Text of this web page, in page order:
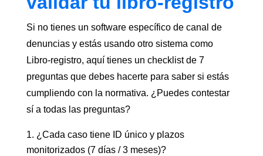
Si no tienes un software específico de canal de
denuncias y estás usando otro sistema como
Libro-registro, aquí tienes un checklist de 7
preguntas que debes hacerte para saber si estás
cumpliendo con la normativa. ¿Puedes contestar
sí a todas las preguntas?
¿Cada caso tiene ID único y plazos
monitorizados (7 días / 3 meses)?